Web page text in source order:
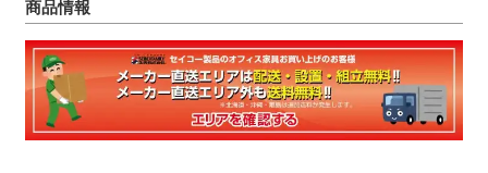
商品情報